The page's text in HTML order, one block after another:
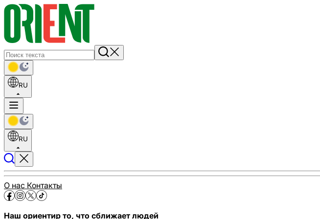
RU
RU
О нас Контакты
Наш ориентир то, что сближает людей